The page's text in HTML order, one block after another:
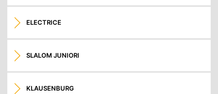
ELECTRICE
SLALOM JUNIORI
KLAUSENBURG